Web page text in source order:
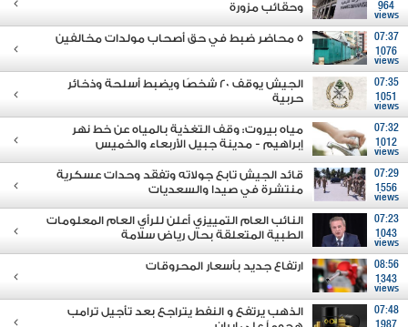
964
views
وحقائب مزورة
07:37
1076
views
5 محاضر ضبط في حق أصحاب مولدات مخالفين
07:35
1051
views
الجيش يوقف 20 شخصًا ويضبط أسلحة وذخائر
حربية
07:32
1012
views
مياه بيروت: وقف التغذية بالمياه عن خط نهر
إبراهيم - مدينة جبيل الأربعاء والخميس
07:29
1556
views
قائد الجيش تابع جولاته وتفقَد وحدات عسكرية
منتشرة في صيدا والسعديات
07:23
1043
views
النائب العام التمييزي أعلن للرأي العام المعلومات
الطبية المتعلقة بحال رياض سلامة
08:56
1343
views
ارتفاع جديد بأسعار المحروقات
07:48
الذهب يرتفع و النفط يتراجع بعد تأجيل ترامب